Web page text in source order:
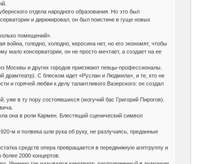
отдела народного образования. Но это был
и дирижировал, он был поистине в гуще новых
помещений».
голодно, холодно, керосина нет, но его экономят, чтобы
мало консерватории, он не просто мечтает, а создает на ее
Москвы и других городов приезжают певцы-профессионалы.
драмтеатр). С блеском идет «Руслан и Людмила», и те, кто не
и горячей любви к делу талантливого Вазерского: он создал
в ту пору состоявшихся (могучий бас Григорий Пирогов).
она в роли Кармен. Блестящий сценический символ
м и полвека шли рука об руку, не разлучаясь, преданные
средств опера превращается в передвижную агитгруппу и
2000 концертов.